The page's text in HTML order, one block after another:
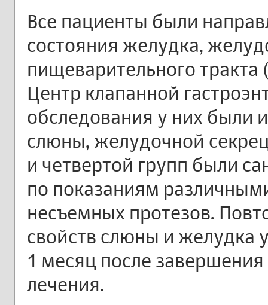
Все пациенты были
состояния желудка,
пищеварительного тракта
Центр клапанной
обследования у них были
слюны, желудочной
и четвертой групп были
по показаниям
несъемных протезов.
свойств слюны и желудка
1 месяц после завершения
лечения.